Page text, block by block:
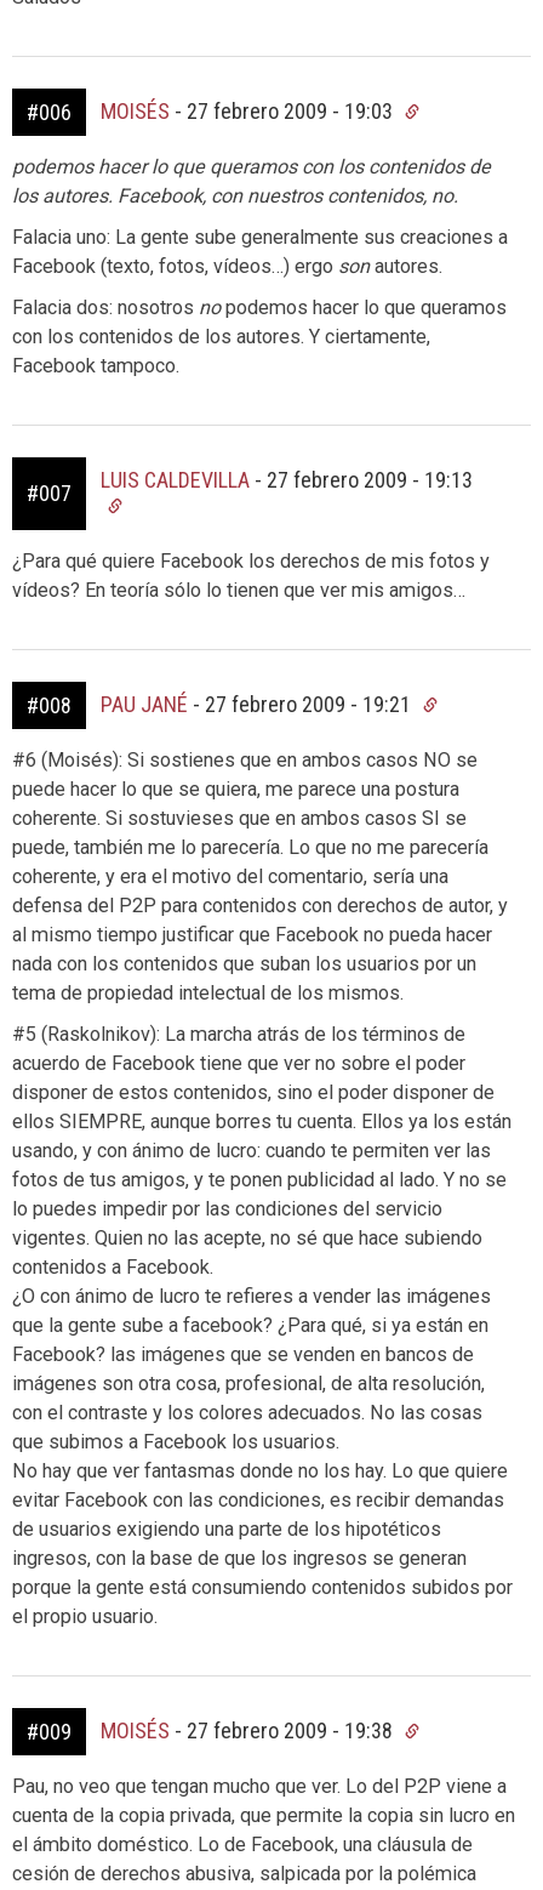
#006 MOISÉS - 27 febrero 2009 - 19:03
podemos hacer lo que queramos con los contenidos de
los autores. Facebook, con nuestros contenidos, no.
Falacia uno: La gente sube generalmente sus creaciones a
Facebook (texto, fotos, vídeos…) ergo sonautores.
Falacia dos: nosotros nopodemos hacer lo que queramos
con los contenidos de los autores. Y ciertamente,
Facebook tampoco.
#007
LUIS CALDEVILLA - 27 febrero 2009 - 19:13
¿Para qué quiere Facebook los derechos de mis fotos y
vídeos? En teoría sólo lo tienen que ver mis amigos…
#008 PAU JANÉ - 27 febrero 2009 - 19:21
#6 (Moisés): Si sostienes que en ambos casos NO se
puede hacer lo que se quiera, me parece una postura
coherente. Si sostuvieses que en ambos casos SI se
puede, también me lo parecería. Lo que no me parecería
coherente, y era el motivo del comentario, sería una
defensa del P2P para contenidos con derechos de autor, y
al mismo tiempo justificar que Facebook no pueda hacer
nada con los contenidos que suban los usuarios por un
tema de propiedad intelectual de los mismos.
#5 (Raskolnikov): La marcha atrás de los términos de
acuerdo de Facebook tiene que ver no sobre el poder
disponer de estos contenidos, sino el poder disponer de
ellos SIEMPRE, aunque borres tu cuenta. Ellos ya los están
usando, y con ánimo de lucro: cuando te permiten ver las
fotos de tus amigos, y te ponen publicidad al lado. Y no se
lo puedes impedir por las condiciones del servicio
vigentes. Quien no las acepte, no sé que hace subiendo
contenidos a Facebook.
¿O con ánimo de lucro te refieres a vender las imágenes
que la gente sube a facebook? ¿Para qué, si ya están en
Facebook? las imágenes que se venden en bancos de
imágenes son otra cosa, profesional, de alta resolución,
con el contraste y los colores adecuados. No las cosas
que subimos a Facebook los usuarios.
No hay que ver fantasmas donde no los hay. Lo que quiere
evitar Facebook con las condiciones, es recibir demandas
de usuarios exigiendo una parte de los hipotéticos
ingresos, con la base de que los ingresos se generan
porque la gente está consumiendo contenidos subidos por
el propio usuario.
#009 MOISÉS - 27 febrero 2009 - 19:38
Pau, no veo que tengan mucho que ver. Lo del P2P viene a
cuenta de la copia privada, que permite la copia sin lucro en
el ámbito doméstico. Lo de Facebook, una cláusula de
cesión de derechos abusiva, salpicada por la polémica